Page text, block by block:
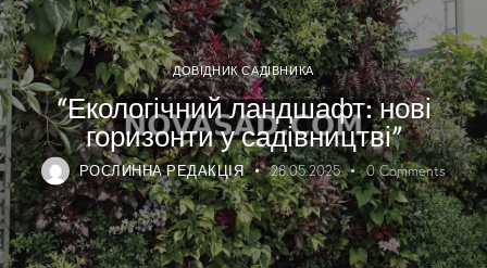
ДОВІДНИК САДІВНИКА
“Екологічний ландшафт: нові
горизонти у садівництві”
РОСЛИННА РЕДАКЦІЯ 28.05.2025 0 Comments